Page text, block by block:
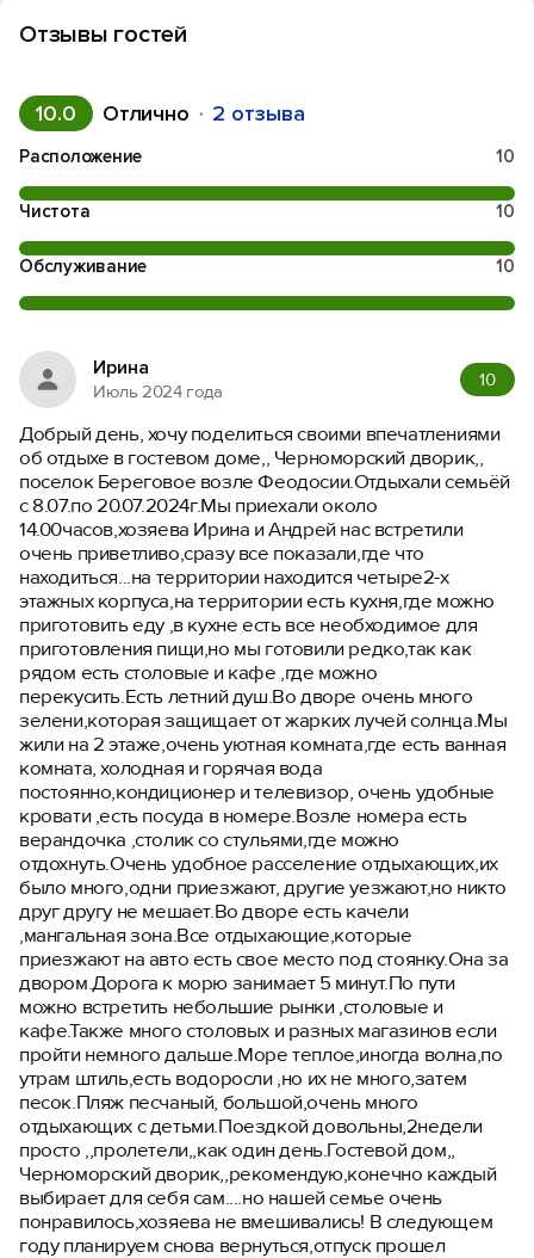
Отзывы гостей
10.0 Отлично 2 отзыва
Расположение 10
Чистота 10
Обслуживание 10
Ирина
Июль 2024 года
10
Добрый день, хочу поделиться своими впечатлениями
об отдыхе в гостевом доме,, Черноморский дворик,,
поселок Береговое возле Феодосии.Отдыхали семьёй
с 8.07.по 20.07.2024г.Мы приехали около
14.00часов,хозяева Ирина и Андрей нас встретили
очень приветливо,сразу все показали,где что
находиться...на территории находится четыре2-х
этажных корпуса,на территории есть кухня,где можно
приготовить еду ,в кухне есть все необходимое для
приготовления пищи,но мы готовили редко,так как
рядом есть столовые и кафе ,где можно
перекусить.Есть летний душ.Во дворе очень много
зелени,которая защищает от жарких лучей солнца.Мы
жили на 2 этаже,очень уютная комната,где есть ванная
комната, холодная и горячая вода
постоянно,кондиционер и телевизор, очень удобные
кровати ,есть посуда в номере.Возле номера есть
верандочка ,столик со стульями,где можно
отдохнуть.Очень удобное расселение отдыхающих,их
было много,одни приезжают, другие уезжают,но никто
друг другу не мешает.Во дворе есть качели
,мангальная зона.Все отдыхающие,которые
приезжают на авто есть свое место под стоянку.Она за
двором.Дорога к морю занимает 5 минут.По пути
можно встретить небольшие рынки ,столовые и
кафе.Также много столовых и разных магазинов если
пройти немного дальше.Море теплое,иногда волна,по
утрам штиль,есть водоросли ,но их не много,затем
песок.Пляж песчаный, большой,очень много
отдыхающих с детьми.Поездкой довольны,2недели
просто ,,пролетели,,как один день.Гостевой дом,,
Черноморский дворик,,рекомендую,конечно каждый
выбирает для себя сам....но нашей семье очень
понравилось,хозяева не вмешивались! В следующем
году планируем снова вернуться,отпуск прошел